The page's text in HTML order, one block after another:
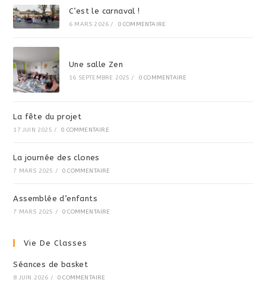
C’est le carnaval !
6 MARS 2026 / 0 COMMENTAIRE
Une salle Zen
16 SEPTEMBRE 2025 / 0 COMMENTAIRE
La fête du projet
17 JUIN 2025 / 0 COMMENTAIRE
La journée des clones
7 MARS 2025 / 0 COMMENTAIRE
Assemblée d’enfants
7 MARS 2025 / 0 COMMENTAIRE
Vie De Classes
Séances de basket
8 JUIN 2026 / 0 COMMENTAIRE